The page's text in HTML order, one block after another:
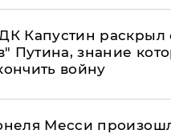
Капустин раскрыл
Путина, знание
войну
Месси